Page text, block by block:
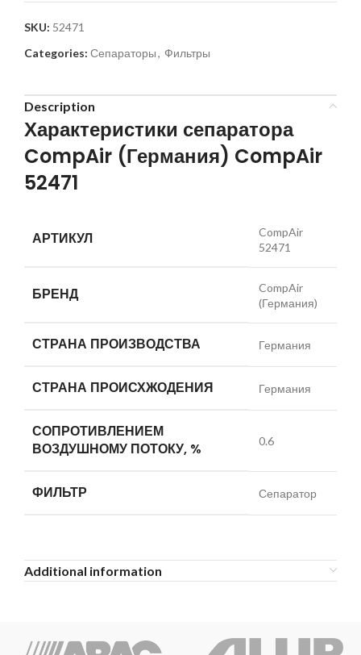
SKU: 52471
Categories: Сепараторы, Фильтры
Description
Характеристики сепаратора
CompAir (Германия) CompAir
52471
АРТИКУЛ
CompAir
52471
БРЕНД
CompAir
(Германия)
СТРАНА ПРОИЗВОДСТВА Германия
СТРАНА ПРОИСХЖОДЕНИЯ Германия
СОПРОТИВЛЕНИЕМ
ВОЗДУШНОМУ ПОТОКУ, %
0.6
ФИЛЬТР Сепаратор
Additional information